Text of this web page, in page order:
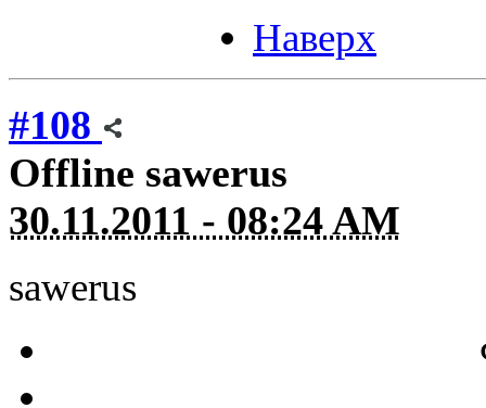
Наверх
#108
Offline sawerus
30.11.2011 - 08:24 AM
sawerus